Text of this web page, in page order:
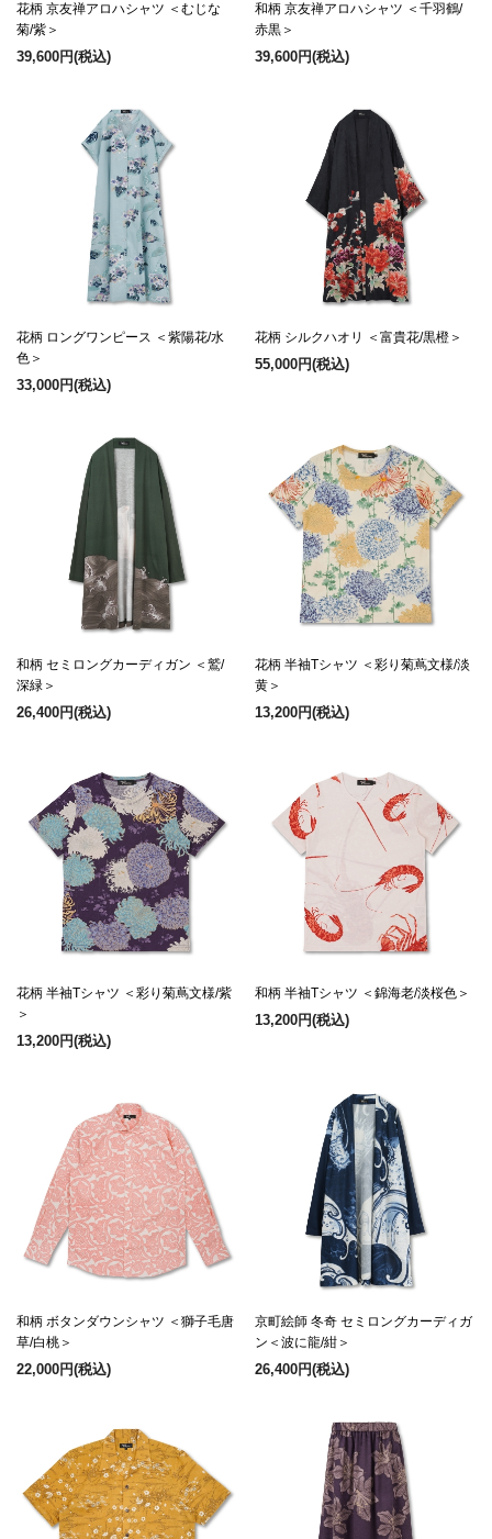
花柄 京友禅アロハシャツ ＜むじな
菊/紫＞
39,600円(税込)
和柄 京友禅アロハシャツ ＜千羽鶴/
赤黒＞
39,600円(税込)
花柄 ロングワンピース ＜紫陽花/水
色＞
33,000円(税込)
花柄 シルクハオリ ＜富貴花/黒橙＞
55,000円(税込)
和柄 セミロングカーディガン ＜鷲/
深緑＞
26,400円(税込)
花柄 半袖Tシャツ ＜彩り菊蔦文様/淡
黄＞
13,200円(税込)
花柄 半袖Tシャツ ＜彩り菊蔦文様/紫
＞
13,200円(税込)
和柄 半袖Tシャツ ＜錦海老/淡桜色＞
13,200円(税込)
和柄 ボタンダウンシャツ ＜獅子毛唐
草/白桃＞
22,000円(税込)
京町絵師 冬奇 セミロングカーディガ
ン＜波に龍/紺＞
26,400円(税込)